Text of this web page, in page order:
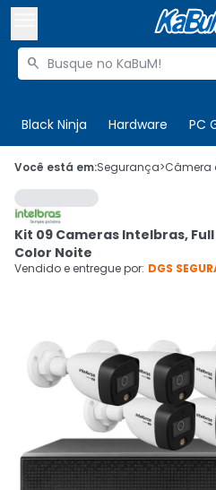
Buscar produtos

Black Ninja Hardware PC
 Olá. Acesse sua conta
 Departamentos
Cupons
Você está em:Segurança>Câmera
Kit 09 Cameras Intelbras, Full
Color Noite
Vendido e entregue por: DGS